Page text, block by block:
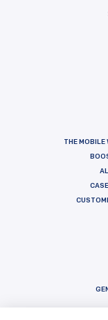
THE MOBILE